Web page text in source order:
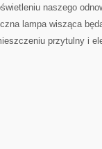
naszego
⁣lampa⁣ wisząca
przytulny i